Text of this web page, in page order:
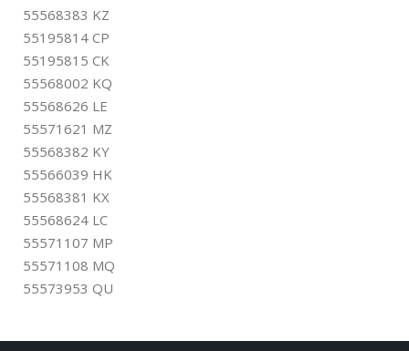
55568383 KZ
55195814 CP
55195815 CK
55568002 KQ
55568626 LE
55571621 MZ
55568382 KY
55566039 HK
55568381 KX
55568624 LC
55571107 MP
55571108 MQ
55573953 QU